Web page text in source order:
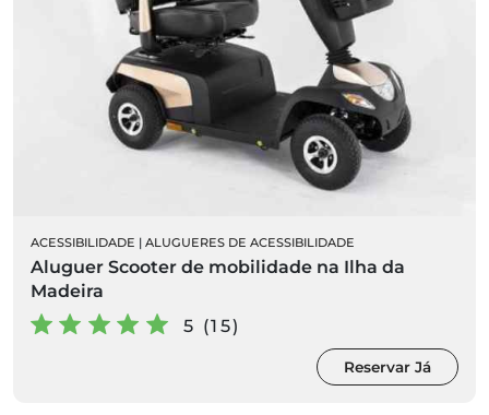
ACESSIBILIDADE | ALUGUERES DE ACESSIBILIDADE
Aluguer Scooter de mobilidade na Ilha da
Madeira
5 (15)
Reservar Já